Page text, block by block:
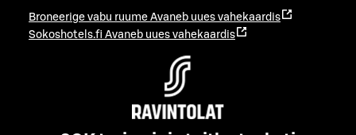
Broneerige vabu ruume Avaneb uues vahekaardis
Sokoshotels.fi Avaneb uues vahekaardis